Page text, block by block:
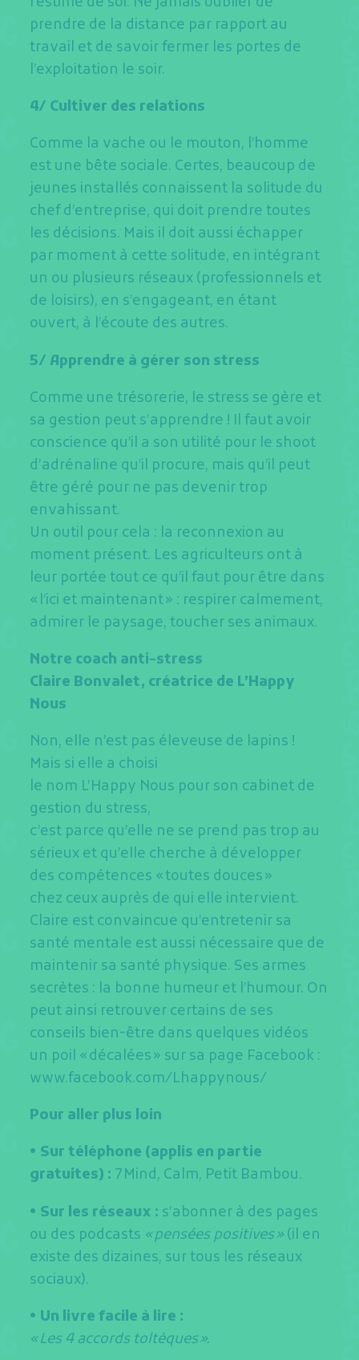
prendre de la distance par rapport au
travail et de savoir fermer les portes de
l’exploitation le soir.
4/ Cultiver des relations
Comme la vache ou le mouton, l’homme
est une bête sociale. Certes, beaucoup de
jeunes installés connaissent la solitude du
chef d’entreprise, qui doit prendre toutes
les décisions. Mais il doit aussi échapper
par moment à cette solitude, en intégrant
un ou plusieurs réseaux (professionnels et
de loisirs), en s’engageant, en étant
ouvert, à l’écoute des autres.
5/ Apprendre à gérer son stress
Comme une trésorerie, le stress se gère et
sa gestion peut s’apprendre ! Il faut avoir
conscience qu’il a son utilité pour le shoot
d’adrénaline qu’il procure, mais qu’il peut
être géré pour ne pas devenir trop
envahissant.
Un outil pour cela : la reconnexion au
moment présent. Les agriculteurs ont à
leur portée tout ce qu’il faut pour être dans
« l’ici et maintenant » : respirer calmement,
admirer le paysage, toucher ses animaux.
Notre coach anti-stress
Claire Bonvalet, créatrice de L’Happy
Nous
Non, elle n’est pas éleveuse de lapins !
Mais si elle a choisi
le nom L’Happy Nous pour son cabinet de
gestion du stress,
c’est parce qu’elle ne se prend pas trop au
sérieux et qu’elle cherche à développer
des compétences « toutes douces »
chez ceux auprès de qui elle intervient.
Claire est convaincue qu’entretenir sa
santé mentale est aussi nécessaire que de
maintenir sa santé physique. Ses armes
secrètes : la bonne humeur et l’humour. On
peut ainsi retrouver certains de ses
conseils bien-être dans quelques vidéos
un poil « décalées » sur sa page Facebook :
www.facebook.com/Lhappynous/
Pour aller plus loin
• Sur téléphone (applis en partie
gratuites) : 7Mind, Calm, Petit Bambou.
• Sur les réseaux : s’abonner à des pages
ou des podcasts « pensées positives »(il en
existe des dizaines, sur tous les réseaux
sociaux).
• Un livre facile à lire :
« Les 4 accords toltèques ».